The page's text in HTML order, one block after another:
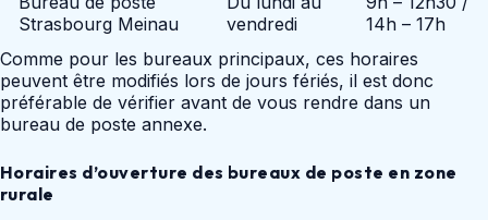
Strasbourg Meinau
vendredi
14h – 17h
Comme pour les bureaux principaux, ces horaires
peuvent être modifiés lors de jours fériés, il est donc
préférable de vérifier avant de vous rendre dans un
bureau de poste annexe.
Horaires d’ouverture des bureaux de poste en zone
rurale